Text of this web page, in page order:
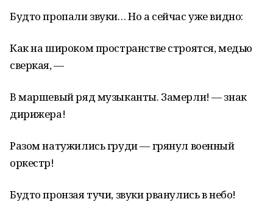
Будто пропали звуки… Но а сейчас уже видно:
Как на широком пространстве строятся, медью
сверкая, —
В маршевый ряд музыканты. Замерли! — знак
дирижера!
Разом натужились груди — грянул военный
оркестр!
Будто пронзая тучи, звуки рванулись в небо!